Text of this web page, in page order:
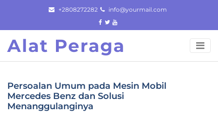
content
+2808272282 info@yourmail.com
Alat Peraga
Persoalan Umum pada Mesin Mobil
Mercedes Benz dan Solusi
Menanggulanginya